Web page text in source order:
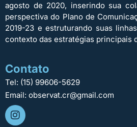
agosto de 2020, inserindo sua
perspectiva do Plano de
2019-23 e estruturando suas
contexto das estratégias principais
Contato
Tel: (15) 99606-5629
Email: observat.cr@gmail.com